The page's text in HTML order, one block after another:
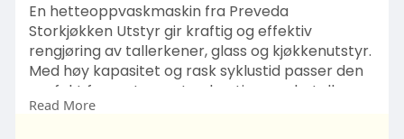
En hetteoppvaskmaskin fra Preveda
Storkjøkken Utstyr gir kraftig og effektiv
rengjøring av tallerkener, glass og kjøkkenutstyr.
Med høy kapasitet og rask syklustid passer den
perfekt for restauranter, kantiner og hoteller.
Våre modeller er energieffektive, brukervennlige
Read More